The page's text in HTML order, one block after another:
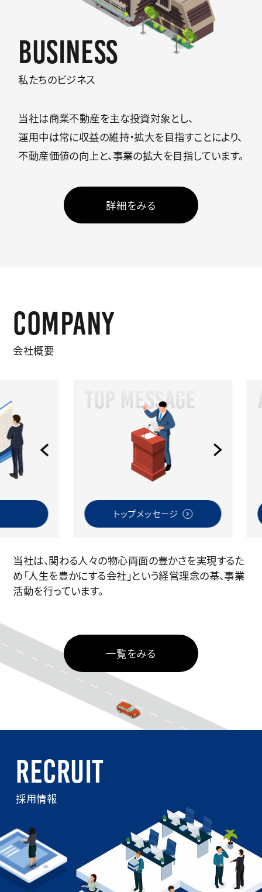
Business
私たちのビジネス
当社は商業不動産を主な投資対象とし、
運用中は常に収益の維持・拡大を目指すことにより、
不動産価値の向上と、事業の拡大を目指しています。
詳細をみる
COMPANY
会社概要
当社は、関わる人々の物心両面の豊かさを実現するた
め「人生を豊かにする会社」という経営理念の基、事業
活動を行っています。
一覧をみる
TOP MESSAGE
トップメッセージ
recruit
採用情報